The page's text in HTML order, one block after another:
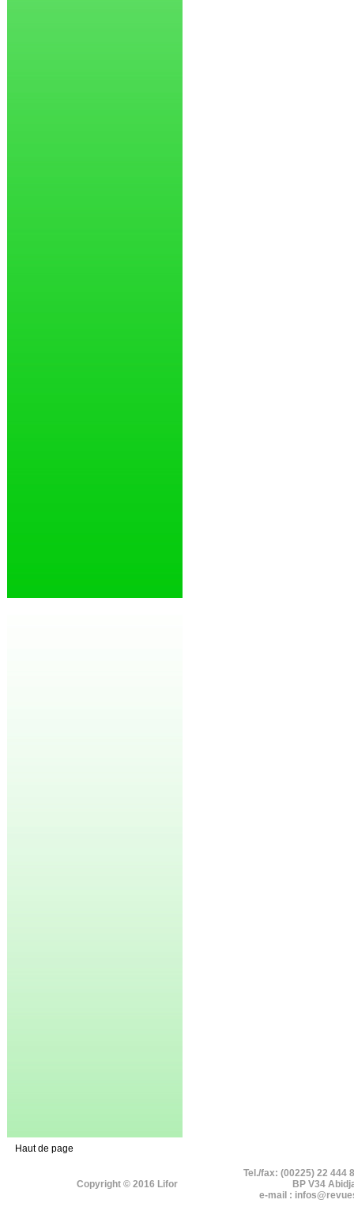
Haut de page
Copyright © 2016 Lifor
Tel./fax: (00225) 22 444
BP V34
e-mail :